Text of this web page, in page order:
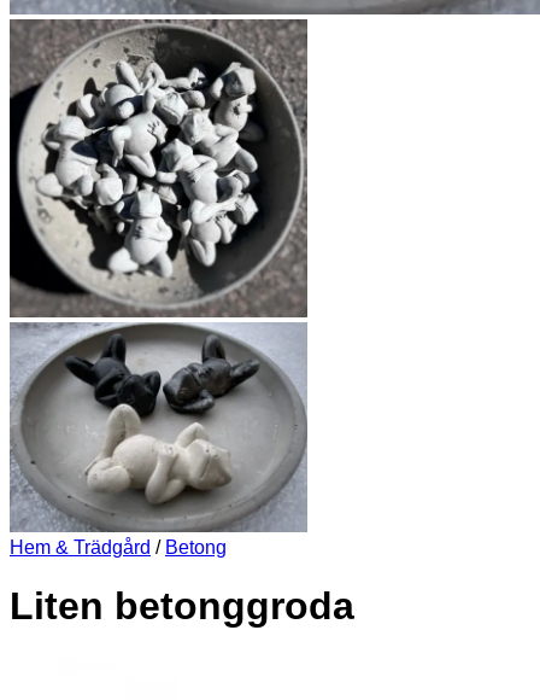
Hem & Trädgård / Betong
Liten betonggroda